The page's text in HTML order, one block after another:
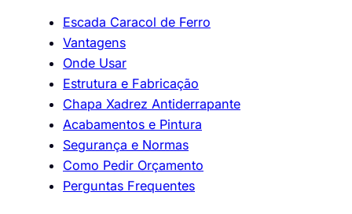
Escada Caracol de Ferro
Vantagens
Onde Usar
Estrutura e Fabricação
Chapa Xadrez Antiderrapante
Acabamentos e Pintura
Segurança e Normas
Como Pedir Orçamento
Perguntas Frequentes